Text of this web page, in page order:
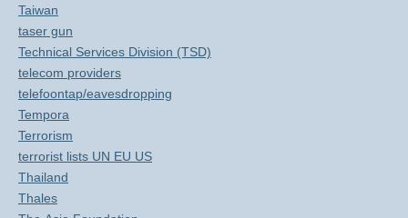
Taiwan
taser gun
Technical Services Division (TSD)
telecom providers
telefoontap/eavesdropping
Tempora
Terrorism
terrorist lists UN EU US
Thailand
Thales